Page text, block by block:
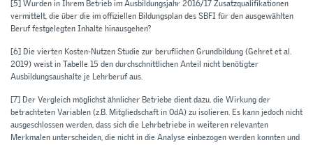
[5]Wurden in Ihrem Betrieb im Ausbildungsjahr 2016/17 Zusatzqualifikationen
vermittelt, die über die im offiziellen Bildungsplan des SBFI für den ausgewählten
Beruf festgelegten Inhalte hinausgehen?
[6] Die vierten Kosten-Nutzen Studie zur beruflichen Grundbildung (Gehret et al.
2019) weist in Tabelle 15 den durchschnittlichen Anteil nicht benötigter
Ausbildungsaushalte je Lehrberuf aus.
[7] Der Vergleich möglichst ähnlicher Betriebe dient dazu, die Wirkung der
betrachteten Variablen (z.B. Mitgliedschaft in OdA) zu isolieren. Es kann jedoch nicht
ausgeschlossen werden, dass sich die Lehrbetriebe in weiteren relevanten
Merkmalen unterscheiden, die nicht in die Analyse einbezogen werden konnten und